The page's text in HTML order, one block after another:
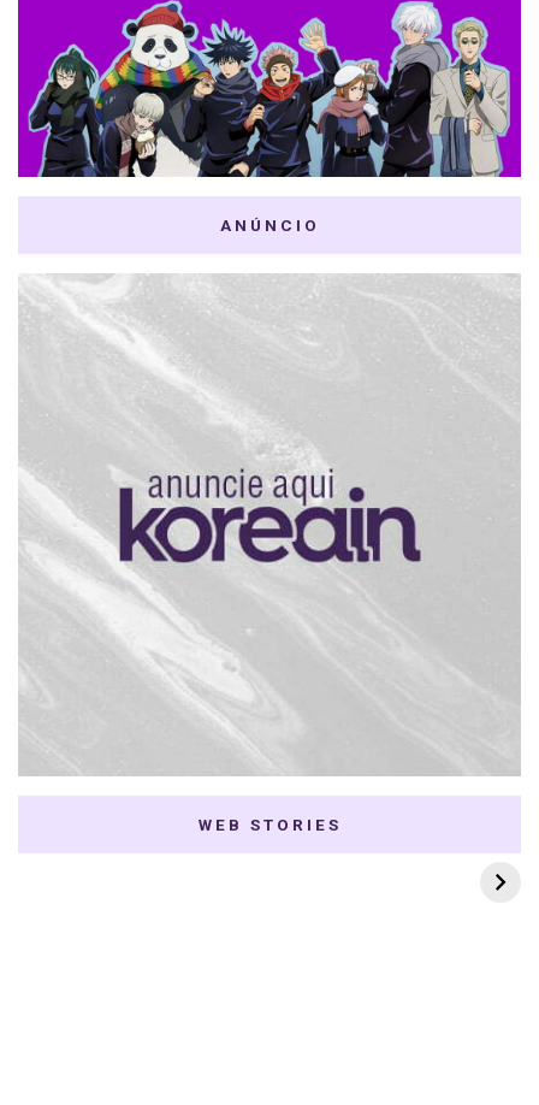
ANÚNCIO
WEB STORIES
7 K-dramas Enemies
to Lovers
Thai Dramas com
First e Khaotung